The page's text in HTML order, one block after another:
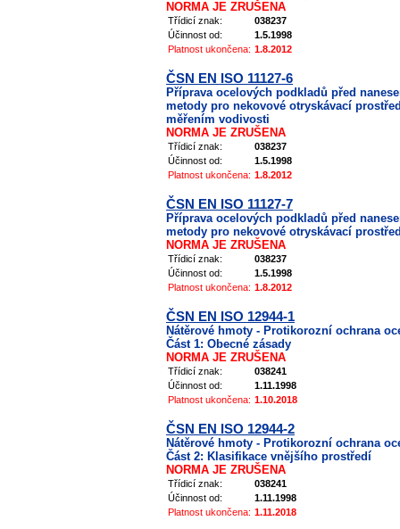
NORMA JE ZRUŠENA
Třídicí znak:
038237
Účinnost od:
1.5.1998
Platnost ukončena: 1.8.2012
ČSN EN ISO 11127-6
Příprava ocelových podkladů před
metody pro nekovové otryskávací
měřením vodivosti
NORMA JE ZRUŠENA
Třídicí znak:
038237
Účinnost od:
1.5.1998
Platnost ukončena: 1.8.2012
ČSN EN ISO 11127-7
Příprava ocelových podkladů před
metody pro nekovové otryskávací
NORMA JE ZRUŠENA
Třídicí znak:
038237
Účinnost od:
1.5.1998
Platnost ukončena: 1.8.2012
ČSN EN ISO 12944-1
Nátěrové hmoty - Protikorozní ochrana
Část 1: Obecné zásady
NORMA JE ZRUŠENA
Třídicí znak:
038241
Účinnost od:
1.11.1998
Platnost ukončena: 1.10.2018
ČSN EN ISO 12944-2
Nátěrové hmoty - Protikorozní ochrana
Část 2: Klasifikace vnějšího prostředí
NORMA JE ZRUŠENA
Třídicí znak:
038241
Účinnost od:
1.11.1998
Platnost ukončena: 1.11.2018